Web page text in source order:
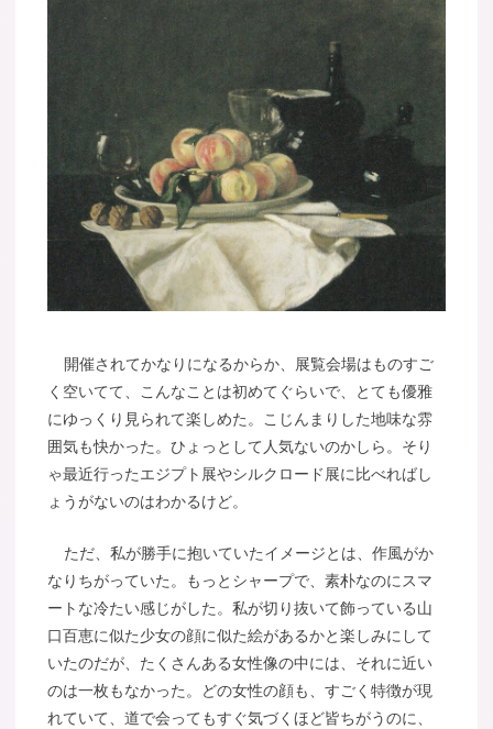
開催されてかなりになるからか、展覧会場はものすご
く空いてて、こんなことは初めてぐらいで、とても優雅
にゆっくり見られて楽しめた。こじんまりした地味な雰
囲気も快かった。ひょっとして人気ないのかしら。そり
ゃ最近行ったエジプト展やシルクロード展に比べればし
ょうがないのはわかるけど。
ただ、私が勝手に抱いていたイメージとは、作風がか
なりちがっていた。もっとシャープで、素朴なのにスマ
ートな冷たい感じがした。私が切り抜いて飾っている山
口百恵に似た少女の顔に似た絵があるかと楽しみにして
いたのだが、たくさんある女性像の中には、それに近い
のは一枚もなかった。どの女性の顔も、すごく特徴が現
れていて、道で会ってもすぐ気づくほど皆ちがうのに、